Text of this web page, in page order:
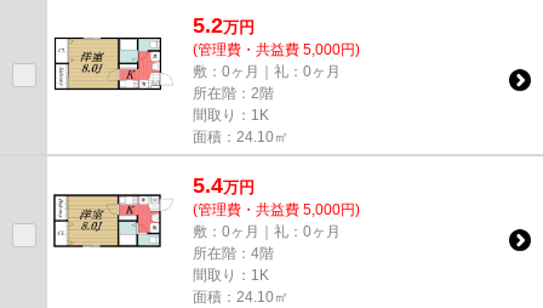
5.2万円
(管理費・共益費 5,000円)
敷：0ヶ月｜礼：0ヶ月
所在階：2階
間取り：1K
面積：24.10㎡
5.4万円
(管理費・共益費 5,000円)
敷：0ヶ月｜礼：0ヶ月
所在階：4階
間取り：1K
面積：24.10㎡